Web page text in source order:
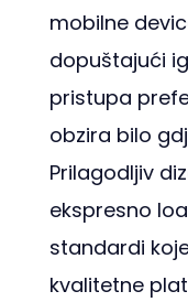
mobilne
dopuštajući
pristupa
obzira bilo
Prilagodljiv
ekspresno
standardi
kvalitetne